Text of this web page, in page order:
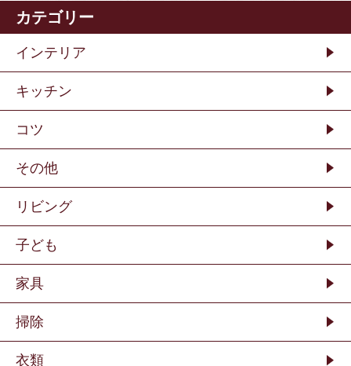
カテゴリー
インテリア
キッチン
コツ
その他
リビング
子ども
家具
掃除
衣類